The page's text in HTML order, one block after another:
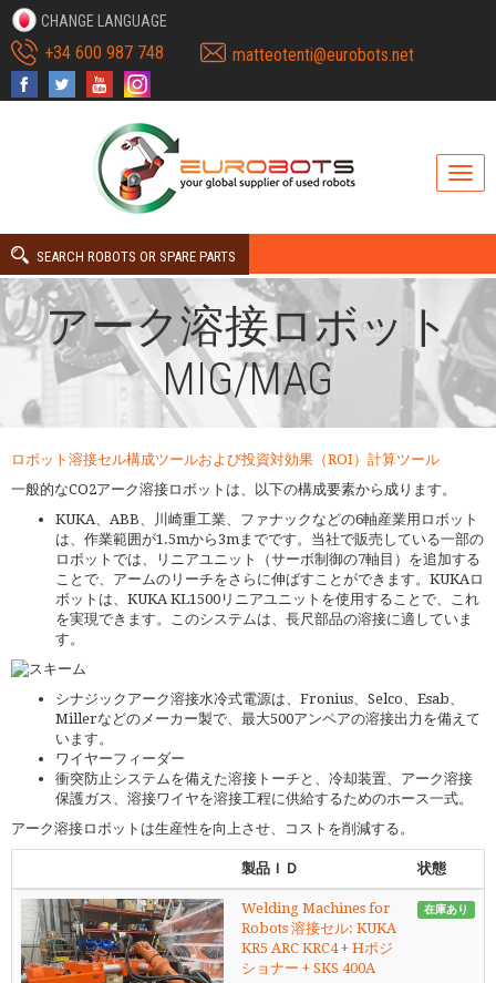
CHANGE LANGUAGE
+34 600 987 748 matteotenti@eurobots.net
SEARCH ROBOTS OR SPARE PARTS
アーク溶接ロボット
MIG/MAG
ロボット溶接セル構成ツールおよび投資対効果（ROI）計算ツール
一般的なCO2アーク溶接ロボットは、以下の構成要素から成ります。
KUKA、ABB、川崎重工業、ファナックなどの6軸産業用ロボット
は、作業範囲が1.5mから3mまでです。当社で販売している一部の
ロボットでは、リニアユニット（サーボ制御の7軸目）を追加する
ことで、アームのリーチをさらに伸ばすことができます。KUKAロ
ボットは、KUKA KL1500リニアユニットを使用することで、これ
を実現できます。このシステムは、長尺部品の溶接に適していま
す。
シナジックアーク溶接水冷式電源は、Fronius、Selco、Esab、
Millerなどのメーカー製で、最大500アンペアの溶接出力を備えて
います。
ワイヤーフィーダー
衝突防止システムを備えた溶接トーチと、冷却装置、アーク溶接
保護ガス、溶接ワイヤを溶接工程に供給するためのホース一式。
アーク溶接ロボットは生産性を向上させ、コストを削減する。
製品ＩＤ 状態
Welding Machines for
Robots 溶接セル: KUKA
KR5 ARC KRC4 + Hポジ
ショナー + SKS 400A
在庫あり